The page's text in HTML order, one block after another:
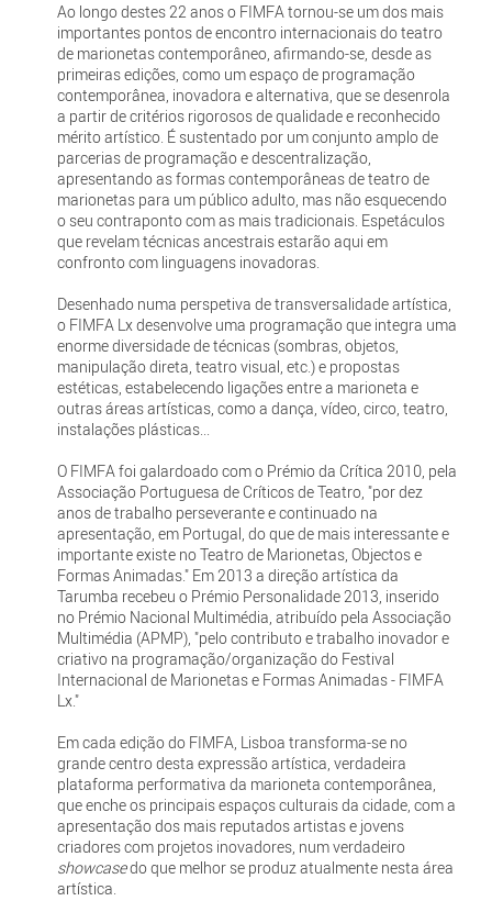
Ao longo destes 22 anos o FIMFA tornou-se um dos mais
importantes pontos de encontro internacionais do teatro
de marionetas contemporâneo, afirmando-se, desde as
primeiras edições, como um espaço de programação
contemporânea, inovadora e alternativa, que se desenrola
a partir de critérios rigorosos de qualidade e reconhecido
mérito artístico. É sustentado por um conjunto amplo de
parcerias de programação e descentralização,
apresentando as formas contemporâneas de teatro de
marionetas para um público adulto, mas não esquecendo
o seu contraponto com as mais tradicionais. Espetáculos
que revelam técnicas ancestrais estarão aqui em
confronto com linguagens inovadoras.
Desenhado numa perspetiva de transversalidade artística,
o FIMFA Lx desenvolve uma programação que integra uma
enorme diversidade de técnicas (sombras, objetos,
manipulação direta, teatro visual, etc.) e propostas
estéticas, estabelecendo ligações entre a marioneta e
outras áreas artísticas, como a dança, vídeo, circo, teatro,
instalações plásticas...
O FIMFA foi galardoado com o Prémio da Crítica 2010, pela
Associação Portuguesa de Críticos de Teatro, "por dez
anos de trabalho perseverante e continuado na
apresentação, em Portugal, do que de mais interessante e
importante existe no Teatro de Marionetas, Objectos e
Formas Animadas." Em 2013 a direção artística da
Tarumba recebeu o Prémio Personalidade 2013, inserido
no Prémio Nacional Multimédia, atribuído pela Associação
Multimédia (APMP), "pelo contributo e trabalho inovador e
criativo na programação/organização do Festival
Internacional de Marionetas e Formas Animadas - FIMFA
Lx."
Em cada edição do FIMFA, Lisboa transforma-se no
grande centro desta expressão artística, verdadeira
plataforma performativa da marioneta contemporânea,
que enche os principais espaços culturais da cidade, com a
apresentação dos mais reputados artistas e jovens
criadores com projetos inovadores, num verdadeiro
showcasedo que melhor se produz atualmente nesta área
artística.